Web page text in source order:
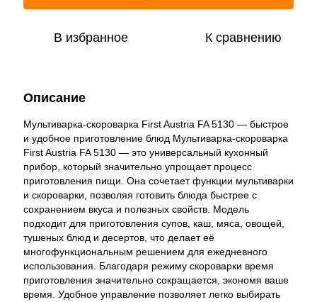
В избранное К сравнению
Описание
Мультиварка-скороварка First Austria FA 5130 — быстрое
и удобное приготовление блюд Мультиварка-скороварка
First Austria FA 5130 — это универсальный кухонный
прибор, который значительно упрощает процесс
приготовления пищи. Она сочетает функции мультиварки
и скороварки, позволяя готовить блюда быстрее с
сохранением вкуса и полезных свойств. Модель
подходит для приготовления супов, каш, мяса, овощей,
тушеных блюд и десертов, что делает её
многофункциональным решением для ежедневного
использования. Благодаря режиму скороварки время
приготовления значительно сокращается, экономя ваше
время. Удобное управление позволяет легко выбирать